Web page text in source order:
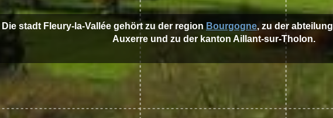
Die stadt Fleury-la-Vallée gehört zu der region Bourgogne, zu der abteilung
Auxerre und zu der kanton Aillant-sur-Tholon.